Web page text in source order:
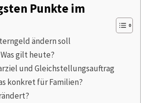
Punkte im
ändern soll
gilt heute?
und Gleichstellungsauftrag
konkret für Familien?